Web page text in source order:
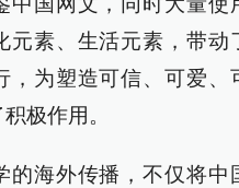
元素、生活元素，带动
，为塑造可信、可爱、
极作用。
的海外传播，不仅将中